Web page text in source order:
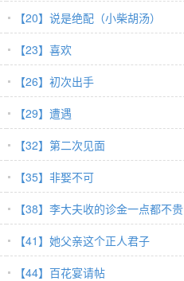
【20】说是绝配（小柴胡汤）
【23】喜欢
【26】初次出手
【29】遭遇
【32】第二次见面
【35】非娶不可
【38】李大夫收的诊金一点都不贵
【41】她父亲这个正人君子
【44】百花宴请帖